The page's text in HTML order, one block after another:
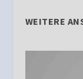
WEITERE